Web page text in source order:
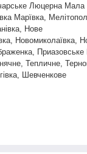
Люцерна Мала
Марївка,
Нове
Новомиколаївка,
Тепличне,
Шевченкове